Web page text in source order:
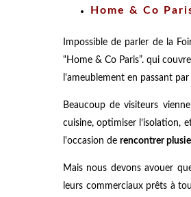
Home & Co
Impossible de parler de la
“Home & Co Paris”. qui
l'ameublement en passant
Beaucoup de visiteurs
cuisine, optimiser l’isolation,
l'occasion de rencontrer
Mais nous devons avouer
leurs commerciaux prêts à